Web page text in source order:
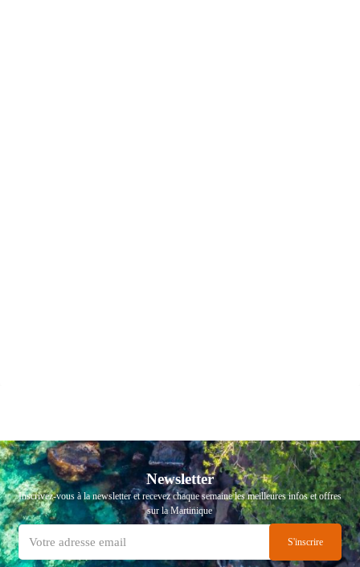
Newsletter
Inscrivez-vous à la newsletter et recevez chaque semaine les meilleures infos et offres
sur la Martinique